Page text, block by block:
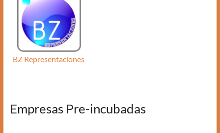
BZ Representaciones
Empresas Pre-incubadas